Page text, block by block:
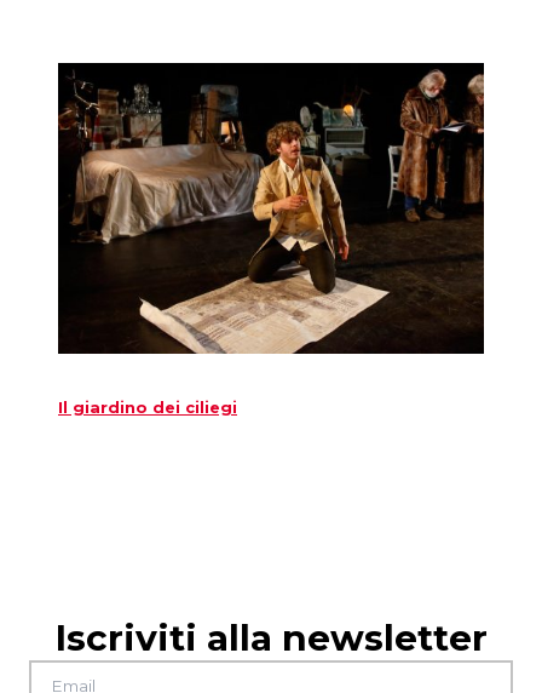
Il giardino dei ciliegi
Iscriviti alla newsletter